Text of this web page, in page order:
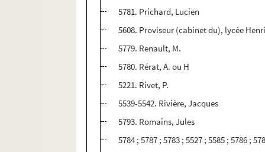
5781. Prichard, Lucien
5608. Proviseur (cabinet du), lycée
5779. Renault, M.
5780. Rérat, A. ou H
5221. Rivet, P.
5539-5542. Rivière, Jacques
5793. Romains, Jules
5784 ; 5787 ; 5783 ; 5527 ; 5585 ; 5786 ;